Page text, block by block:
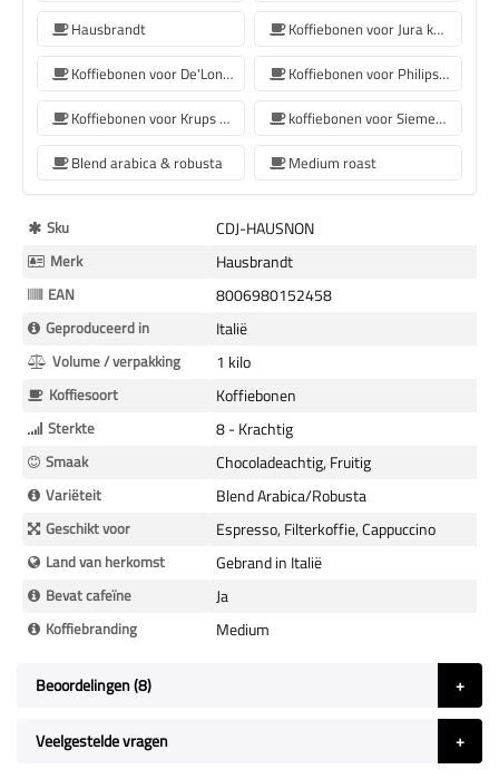
Hausbrandt
Koffiebonen voor Jura koffiemachine
Koffiebonen voor De'Longhi koffiemachine
Koffiebonen voor Philips koffiemachine
Koffiebonen voor Krups koffiemachine
koffiebonen voor Siemens koffiemachine
Blend arabica & robusta
Medium roast
Meer
Informatie
Sku CDJ-HAUSNON
Merk Hausbrandt
EAN 8006980152458
Geproduceerd in Italië
Volume / verpakking 1 kilo
Koffiesoort Koffiebonen
Sterkte 8 - Krachtig
Smaak Chocoladeachtig, Fruitig
Variëteit Blend Arabica/Robusta
Geschikt voor Espresso, Filterkoffie, Cappuccino
Land van herkomst Gebrand in Italië
Bevat cafeïne Ja
Koffiebranding Medium
Beoordelingen 8
Veelgestelde vragen